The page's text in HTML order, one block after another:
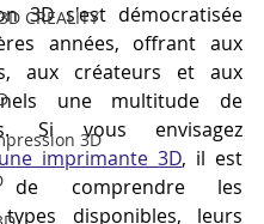
CREALITY
3D
3D s'est démocratisée
années, offrant aux
aux créateurs et aux
une multitude de
Si vous envisagez
imprimante 3D, il est
de comprendre les
disponibles, leurs